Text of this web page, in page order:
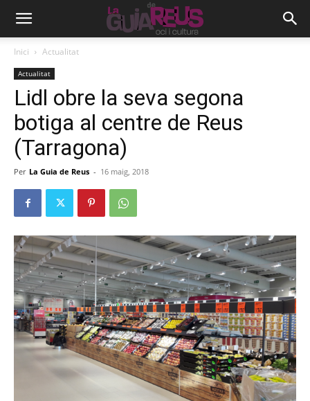
Inici Actualitat
Actualitat
Lidl obre la seva segona
botiga al centre de Reus
(Tarragona)
Per La Guia de Reus - 16 maig, 2018